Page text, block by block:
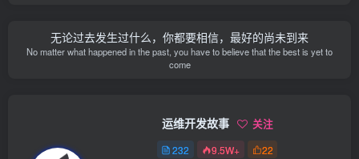
无论过去发生过什么，你都要相信，最好的尚未到来
No matter what happened in the past, you have to believe that the best is yet to
come
运维开发故事 关注
232 9.5W+ 22